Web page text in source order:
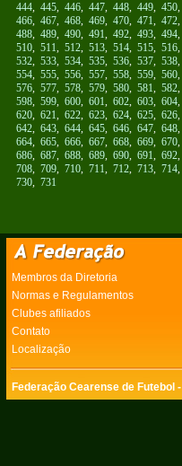
444, 445, 446, 447, 448, 449, 450,
466, 467, 468, 469, 470, 471, 472,
488, 489, 490, 491, 492, 493, 494,
510, 511, 512, 513, 514, 515, 516,
532, 533, 534, 535, 536, 537, 538,
554, 555, 556, 557, 558, 559, 560,
576, 577, 578, 579, 580, 581, 582,
598, 599, 600, 601, 602, 603, 604,
620, 621, 622, 623, 624, 625, 626,
642, 643, 644, 645, 646, 647, 648,
664, 665, 666, 667, 668, 669, 670,
686, 687, 688, 689, 690, 691, 692,
708, 709, 710, 711, 712, 713, 714,
730, 731
Membros da Diretoria
Normas e Regulamentos
Clubes afiliados
Contato
Localização
Federação Cearense de Futebol -